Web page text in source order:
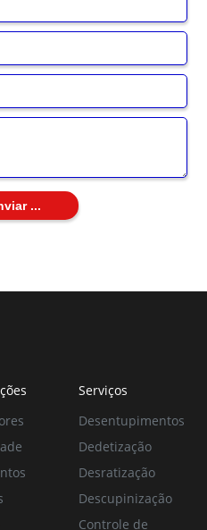
...
Serviços
Desentupimentos
Dedetização
Desratização
Descupinização
Controle de